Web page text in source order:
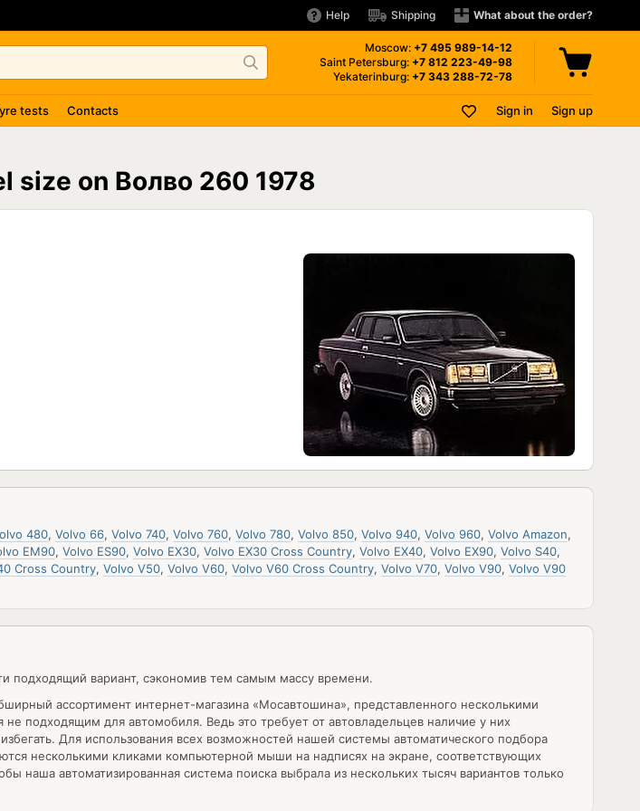
Help Shipping What about the order?
Moscow: +7 495 989-14-12
Saint Petersburg: +7 812 223-49-98
Yekaterinburg: +7 343 288-72-78
tests Contacts Sign in Sign up
size on Волво 260 1978
480, Volvo 66, Volvo 740, Volvo 760, Volvo 780, Volvo 850, Volvo 940, Volvo 960, Volvo Amazon,
EM90, Volvo ES90, Volvo EX30, Volvo EX30 Cross Country, Volvo EX40, Volvo EX90, Volvo S40,
Cross Country, Volvo V50, Volvo V60, Volvo V60 Cross Country, Volvo V70, Volvo V90, Volvo V90
подходящий вариант, сэкономив тем самым массу времени.
ассортимент интернет-магазина «Мосавтошина», представленного несколькими
подходящим для автомобиля. Ведь это требует от автовладельцев наличие у них
Для использования всех возможностей нашей системы автоматического подбора
несколькими кликами компьютерной мыши на надписях на экране, соответствующих
наша автоматизированная система поиска выбрала из нескольких тысяч вариантов только